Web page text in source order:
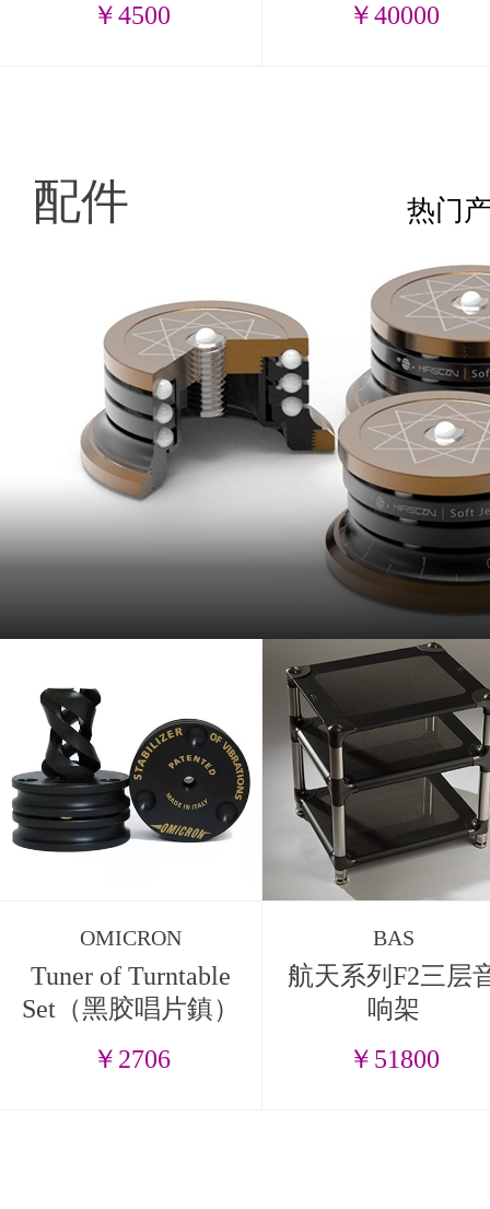
￥4500 ￥40000
配件 热门
OMICRON
Tuner of Turntable
Set（黑胶唱片鎮）
￥2706
BAS
航天系列F2三层
响架
￥51800